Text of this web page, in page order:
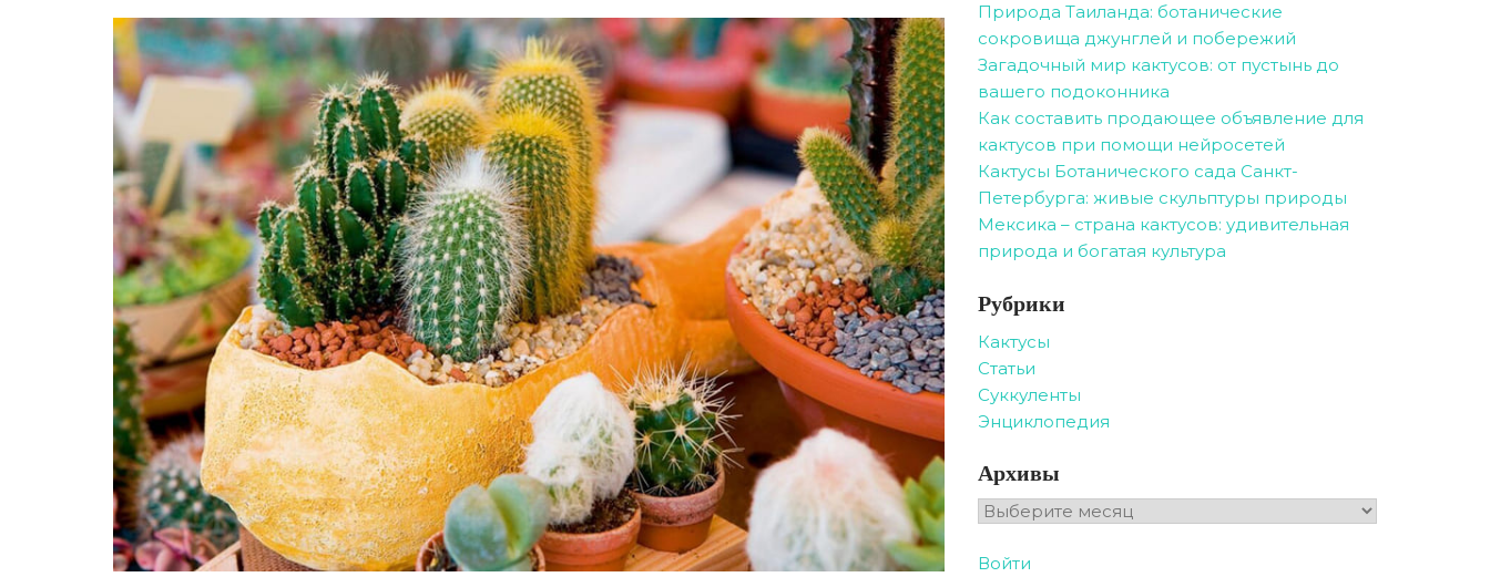
Природа Таиланда: ботанические
сокровища джунглей и побережий
Загадочный мир кактусов: от пустынь до
вашего подоконника
Как составить продающее объявление для
кактусов при помощи нейросетей
Кактусы Ботанического сада Санкт-
Петербурга: живые скульптуры природы
Мексика – страна кактусов: удивительная
природа и богатая культура
Рубрики
Кактусы
Статьи
Суккуленты
Энциклопедия
Архивы
Архивы
Войти